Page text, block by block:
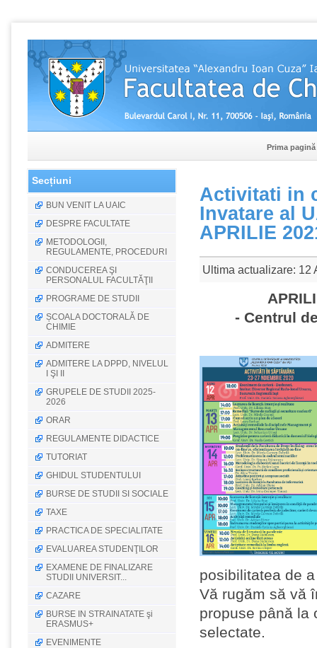
Prima pagină
Secțiuni
BUN VENIT LA UAIC
DESPRE FACULTATE
METODOLOGII,
REGULAMENTE, PROCEDURI
CONDUCEREA ŞI
PERSONALUL FACULTĂŢII
PROGRAME DE STUDII
ȘCOALA DOCTORALĂ DE
CHIMIE
ADMITERE
ADMITERE LA DPPD, NIVELUL
I ŞI II
GRUPELE DE STUDII 2025-
2026
ORAR
REGULAMENTE DIDACTICE
TUTORIAT
GHIDUL STUDENTULUI
BURSE DE STUDII SI SOCIALE
TAXE
PRACTICA DE SPECIALITATE
EVALUAREA STUDENŢILOR
EXAMENE DE FINALIZARE
STUDII UNIVERSIT...
CAZARE
BURSE IN STRAINATATE şi
ERASMUS+
EVENIMENTE
Activitati in
Invatare al
APRILIE
Ultima actualizare: 12
- Centrul
posibilitatea de
Vă rugăm să vă
propuse până la
selectate.